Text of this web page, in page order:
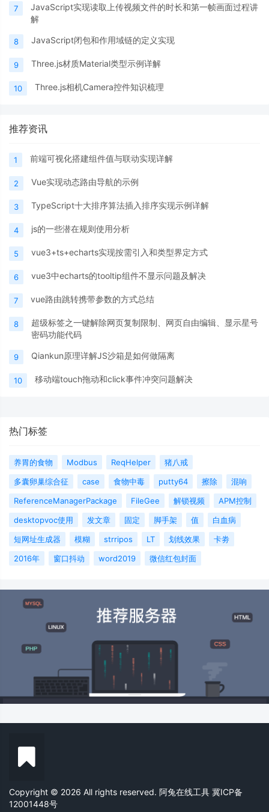
7
JavaScript实现读取上传视频文件的时长和第一帧画面过程讲
解
8 JavaScript闭包和作用域链的定义实现
9 Three.js材质Material类型示例详解
10 Three.js相机Camera控件知识梳理
推荐资讯
1 前端可视化搭建组件值与联动实现详解
2 Vue实现动态路由导航的示例
3 TypeScript十大排序算法插入排序实现示例详解
4 js的一些潜在规则使用分析
5 vue3+ts+echarts实现按需引入和类型界定方式
6 vue3中echarts的tooltip组件不显示问题及解决
7 vue路由跳转携带参数的方式总结
8
超级标签之一键解除网页复制限制、网页自由编辑、显示星号
密码功能代码
9 Qiankun原理详解JS沙箱是如何做隔离
10 移动端touch拖动和click事件冲突问题解决
热门标签
养胃的食物 Modbus ReqHelper
猪八戒
多囊卵巢综合征
case 食物中毒 putty64 擦除
混响
ReferenceManagerPackage
FileGee 解锁视频
APM控制
desktopvoc使用
发文章 固定 脚手架 值
白血病
短网址生成器
模糊 strripos LT 划线效果
卡劵
2016年
窗口抖动 word2019 微信红包封面
Copyright © 2026 All rights reserved. 阿兔在线工具 冀ICP备
12001448号